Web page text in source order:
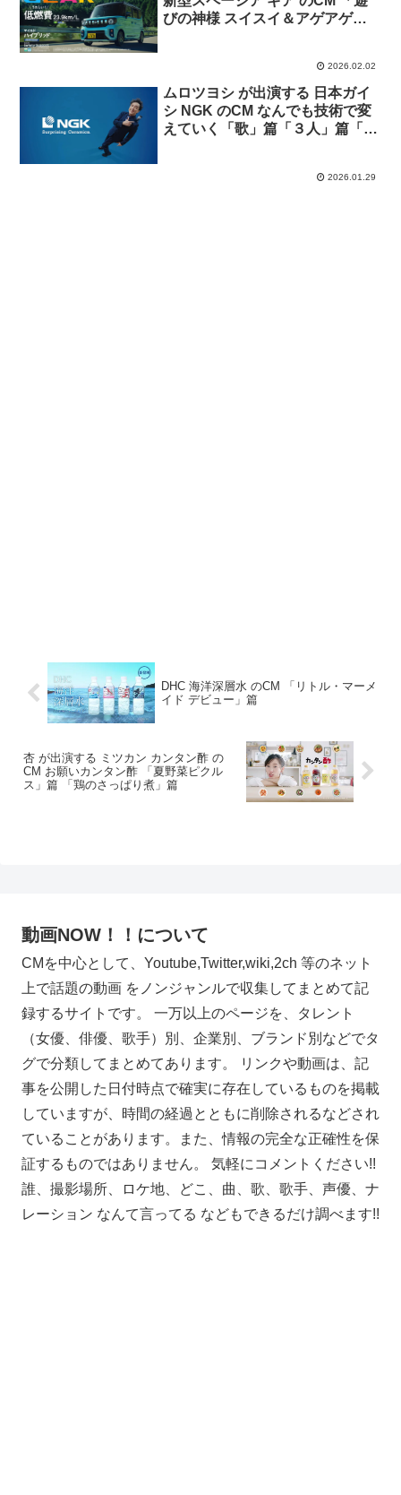
びの神様 スイスイ＆アゲアゲ」
2026.02.02
ムロツヨシ が出演する 日本ガイ
シ NGK のCM なんでも技術で変
えていく「歌」篇「３人」篇「事
2026.01.29
DHC 海洋深層水 のCM 「リトル・マーメ
イド デビュー」篇
杏 が出演する ミツカン カンタン酢 の
CM お願いカンタン酢 「夏野菜ピクル
ス」篇 「鶏のさっぱり煮」篇
動画NOW！！について
CMを中心として、Youtube,Twitter,wiki,2ch 等のネット
上で話題の動画 をノンジャンルで収集してまとめて記
録するサイトです。 一万以上のページを、タレント
（女優、俳優、歌手）別、企業別、ブランド別などでタ
グで分類してまとめてあります。 リンクや動画は、記
事を公開した日付時点で確実に存在しているものを掲載
していますが、時間の経過とともに削除されるなどされ
ていることがあります。また、情報の完全な正確性を保
証するものではありません。 気軽にコメントください!!
誰、撮影場所、ロケ地、どこ、曲、歌、歌手、声優、ナ
レーション なんて言ってる などもできるだけ調べます!!